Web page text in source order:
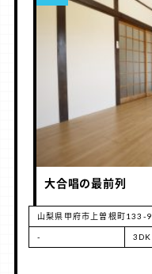
大合唱の最前列
山梨県甲府市上曽根町133-9
- 3DK